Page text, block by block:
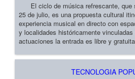
El ciclo de música refrescante, que
25 de julio, es una propuesta cultural
experiencia musical en directo con
y localidades históricamente
actuaciones la entrada es libre y
TECNOLOGIA